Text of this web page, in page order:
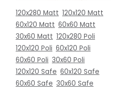
120x280 Matt 120x120 Matt
60x120 Matt 60x60 Matt
30x60 Matt 120x280 Poli
120x120 Poli 60x120 Poli
60x60 Poli 30x60 Poli
120x120 Safe 60x120 Safe
60x60 Safe 30x60 Safe